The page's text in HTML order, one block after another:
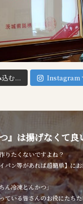
込む... Instagram
』は揚げなくて良
りたくないですよね？
パン等があれば超簡単】に
ん冷凍とんかつ」
ている皆さんのお役にたち